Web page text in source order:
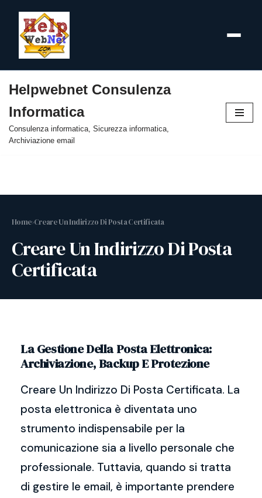
al
contenuto
Helpwebnet Consulenza
Informatica
Consulenza informatica, Sicurezza informatica,
Archiviazione email
Home›Creare Un Indirizzo Di Posta Certificata
Creare Un Indirizzo Di Posta
Certificata
La Gestione Della Posta Elettronica:
Archiviazione, Backup E Protezione
Creare Un Indirizzo Di Posta Certificata. La
posta elettronica è diventata uno
strumento indispensabile per la
comunicazione sia a livello personale che
professionale. Tuttavia, quando si tratta
di gestire le email, è importante prendere